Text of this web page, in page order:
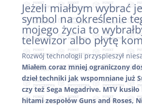
Jeżeli miałbym wybrać
symbol na określenie
mojego życia to
telewizor albo płytę
Rozwój technologii przyspieszył
Miałem coraz mniej ograniczony
dzieł techniki jak wspomniane już
czy też Sega Megadrive. MTV
hitami zespołów Guns and Roses,